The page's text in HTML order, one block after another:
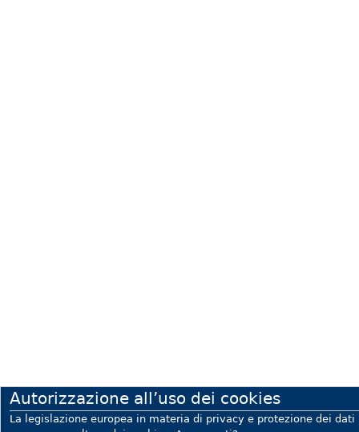
Autorizzazione all’uso dei cookies
La legislazione europea in materia di privacy e protezione dei